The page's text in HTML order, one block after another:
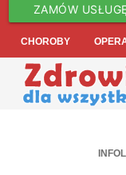
ZAMÓW
CHOROBY